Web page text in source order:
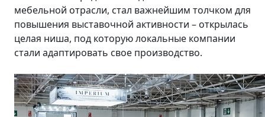
мебельной отрасли, стал важнейшим толчком для
повышения выставочной активности – открылась
целая ниша, под которую локальные компании
стали адаптировать свое производство.